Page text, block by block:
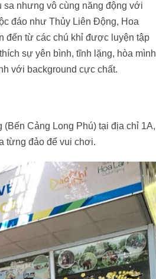
sa nhưng vô cùng năng động với
đáo như Thủy Liên Động, Hoa
đến từ các chú khỉ được luyện tập
sự yên bình, tĩnh lặng, hòa mình
với background cực chất.
Cảng Long Phú) tại địa chỉ 1A,
từng đảo để vui chơi.